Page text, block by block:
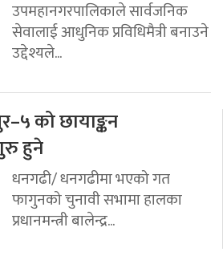
उपमहानगरपालिकाले सार्वजनिक
सेवालाई आधुनिक प्रविधिमैत्री बनाउने
उद्देश्यले...
को छायाङ्कन
हुने
धनगढी/ धनगढीमा भएको गत
फागुनको चुनावी सभामा हालका
प्रधानमन्त्री बालेन्द्र...